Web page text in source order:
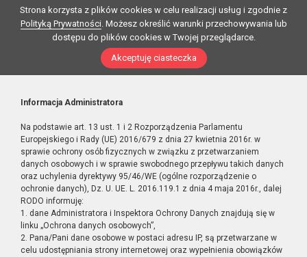
Strona korzysta z plików cookies w celu realizacji usług i zgodnie z
Polityką Prywatności. Możesz określić warunki przechowywania lub
dostępu do plików cookies w Twojej przeglądarce.
Akceptuję ciasteczka
Informacja Administratora
Na podstawie art. 13 ust. 1 i 2 Rozporządzenia Parlamentu
Europejskiego i Rady (UE) 2016/679 z dnia 27 kwietnia 2016r. w
sprawie ochrony osób fizycznych w związku z przetwarzaniem
danych osobowych i w sprawie swobodnego przepływu takich danych
oraz uchylenia dyrektywy 95/46/WE (ogólne rozporządzenie o
ochronie danych), Dz. U. UE. L. 2016.119.1 z dnia 4 maja 2016r., dalej
RODO informuję:
1. dane Administratora i Inspektora Ochrony Danych znajdują się w
linku „Ochrona danych osobowych”,
2. Pana/Pani dane osobowe w postaci adresu IP, są przetwarzane w
celu udostępniania strony internetowej oraz wypełnienia obowiązków